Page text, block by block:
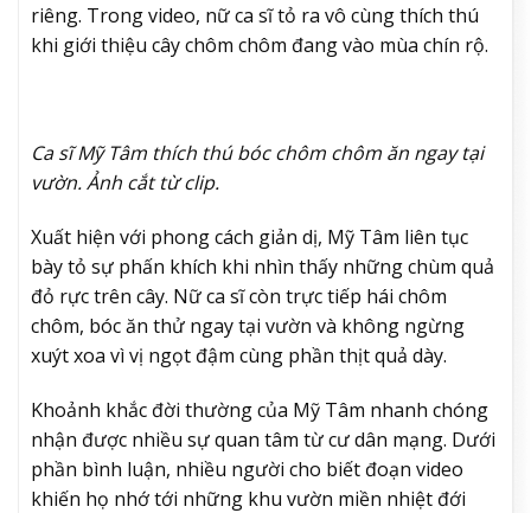
riêng. Trong video, nữ ca sĩ tỏ ra vô cùng thích thú
khi giới thiệu cây chôm chôm đang vào mùa chín rộ.
Ca sĩ Mỹ Tâm thích thú bóc chôm chôm ăn ngay tại
vườn. Ảnh cắt từ clip.
Xuất hiện với phong cách giản dị, Mỹ Tâm liên tục
bày tỏ sự phấn khích khi nhìn thấy những chùm quả
đỏ rực trên cây. Nữ ca sĩ còn trực tiếp hái chôm
chôm, bóc ăn thử ngay tại vườn và không ngừng
xuýt xoa vì vị ngọt đậm cùng phần thịt quả dày.
Khoảnh khắc đời thường của Mỹ Tâm nhanh chóng
nhận được nhiều sự quan tâm từ cư dân mạng. Dưới
phần bình luận, nhiều người cho biết đoạn video
khiến họ nhớ tới những khu vườn miền nhiệt đới